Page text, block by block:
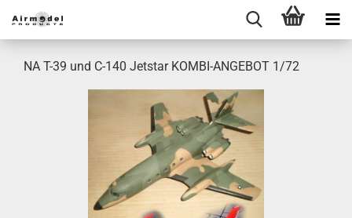
NA T-39 und C-140 Jetstar KOMBI-ANGEBOT 1/72